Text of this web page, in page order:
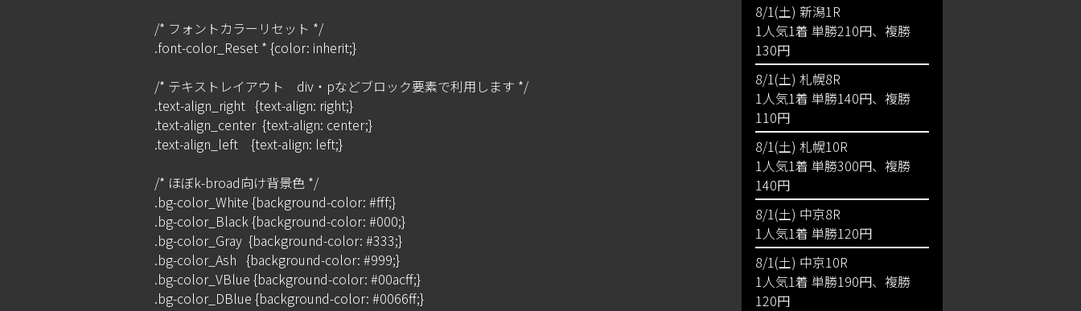
/* フォントカラーリセット */
.font-color_Reset * {color: inherit;}
/* テキストレイアウト　div・pなどブロック要素で利用します */
.text-align_right   {text-align: right;}
.text-align_center  {text-align: center;}
.text-align_left    {text-align: left;}
/* ほぼk-broad向け背景色 */
.bg-color_White {background-color: #fff;}
.bg-color_Black {background-color: #000;}
.bg-color_Gray  {background-color: #333;}
.bg-color_Ash   {background-color: #999;}
.bg-color_VBlue {background-color: #00acff;}
.bg-color_DBlue {background-color: #0066ff;}
8/1(土) 新潟1R
1人気1着 単勝210円、複勝
130円
8/1(土) 札幌8R
1人気1着 単勝140円、複勝
110円
8/1(土) 札幌10R
1人気1着 単勝300円、複勝
140円
8/1(土) 中京8R
1人気1着 単勝120円
8/1(土) 中京10R
1人気1着 単勝190円、複勝
120円